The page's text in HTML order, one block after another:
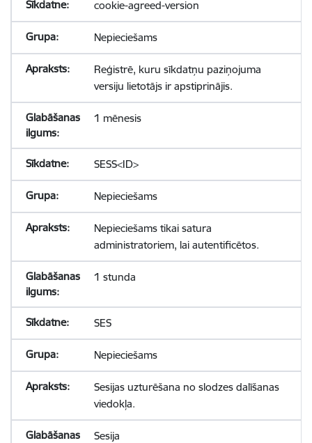
cookie-agreed-version
Nepieciešams
Reģistrē, kuru sīkdatņu paziņojuma
versiju lietotājs ir apstiprinājis.
1 mēnesis
SESS<ID>
Nepieciešams
Nepieciešams tikai satura
administratoriem, lai autentificētos.
1 stunda
SES
Nepieciešams
Sesijas uzturēšana no slodzes dalīšanas
viedokļa.
Sesija